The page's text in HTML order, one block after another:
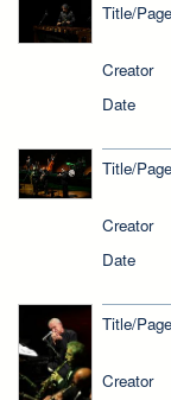
Title/Page
Creator
Date
Title/Page
Creator
Date
Title/Page
Creator